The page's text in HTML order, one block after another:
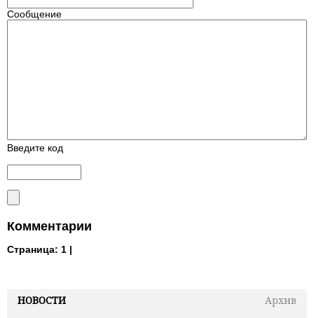
НОВОСТИ
Архив
Сообщение
Введите код
Комментарии
Страница: 1 |